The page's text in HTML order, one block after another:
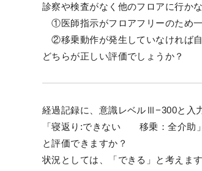
診察や検査がなく他のフロアに行か
①医師指示がフロアフリーのため
②移乗動作が発生していなければ
どちらが正しい評価でしょうか？
経過記録に、意識レベルⅢ−300と入
「寝返り:できない 移乗：全介助」
と評価できますか？
状況としては、「できる」と考えま